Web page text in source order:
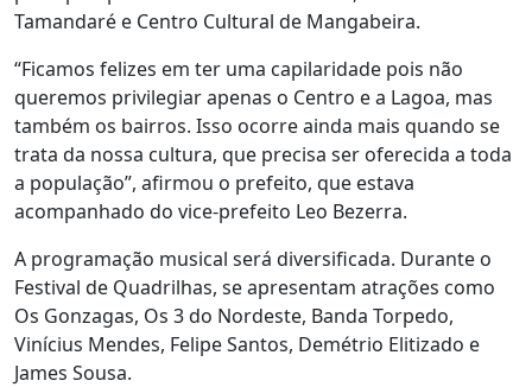
Tamandaré e Centro Cultural de Mangabeira.
“Ficamos felizes em ter uma capilaridade pois não
queremos privilegiar apenas o Centro e a Lagoa, mas
também os bairros. Isso ocorre ainda mais quando se
trata da nossa cultura, que precisa ser oferecida a toda
a população”, afirmou o prefeito, que estava
acompanhado do vice-prefeito Leo Bezerra.
A programação musical será diversificada. Durante o
Festival de Quadrilhas, se apresentam atrações como
Os Gonzagas, Os 3 do Nordeste, Banda Torpedo,
Vinícius Mendes, Felipe Santos, Demétrio Elitizado e
James Sousa.